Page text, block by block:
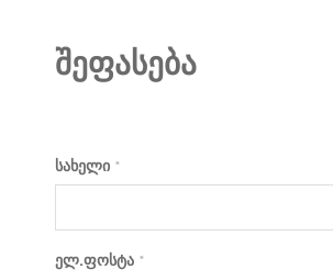
შეფასება
სახელი *
ელ.ფოსტა *